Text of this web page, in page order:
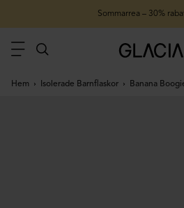
Sommarrea – 30%
Hem Isolerade Barnflaskor Banana